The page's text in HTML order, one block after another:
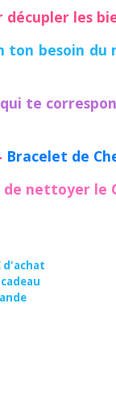
décupler les
besoin
te
Bracelet de
de nettoyer le
d'achat